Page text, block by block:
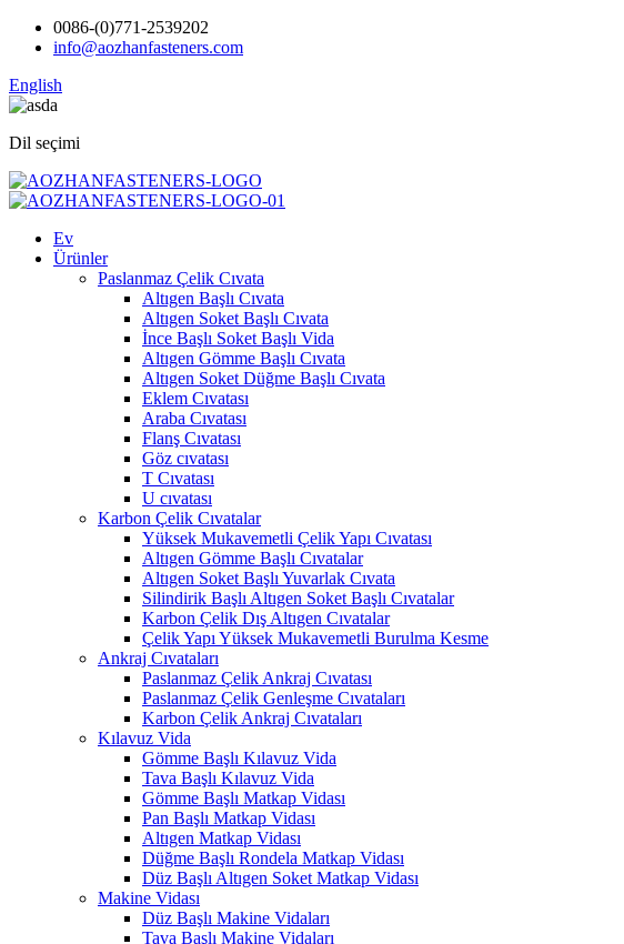
0086-(0)771-2539202
info@aozhanfasteners.com
English
Dil seçimi
Ev
Ürünler
Paslanmaz Çelik Cıvata
Altıgen Başlı Cıvata
Altıgen Soket Başlı Cıvata
İnce Başlı Soket Başlı Vida
Altıgen Gömme Başlı Cıvata
Altıgen Soket Düğme Başlı Cıvata
Eklem Cıvatası
Araba Cıvatası
Flanş Cıvatası
Göz cıvatası
T Cıvatası
U cıvatası
Karbon Çelik Cıvatalar
Yüksek Mukavemetli Çelik Yapı Cıvatası
Altıgen Gömme Başlı Cıvatalar
Altıgen Soket Başlı Yuvarlak Cıvata
Silindirik Başlı Altıgen Soket Başlı Cıvatalar
Karbon Çelik Dış Altıgen Cıvatalar
Çelik Yapı Yüksek Mukavemetli Burulma Kesme
Ankraj Cıvataları
Paslanmaz Çelik Ankraj Cıvatası
Paslanmaz Çelik Genleşme Cıvataları
Karbon Çelik Ankraj Cıvataları
Kılavuz Vida
Gömme Başlı Kılavuz Vida
Tava Başlı Kılavuz Vida
Gömme Başlı Matkap Vidası
Pan Başlı Matkap Vidası
Altıgen Matkap Vidası
Düğme Başlı Rondela Matkap Vidası
Düz Başlı Altıgen Soket Matkap Vidası
Makine Vidası
Düz Başlı Makine Vidaları
Tava Başlı Makine Vidaları